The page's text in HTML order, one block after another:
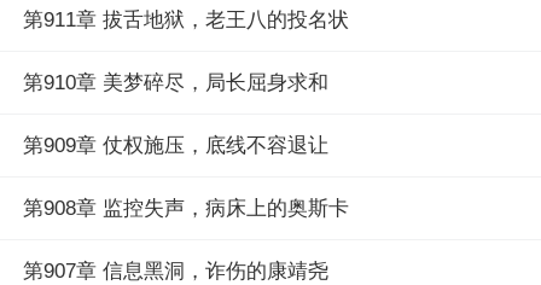
第911章 拔舌地狱，老王八的投名状
第910章 美梦碎尽，局长屈身求和
第909章 仗权施压，底线不容退让
第908章 监控失声，病床上的奥斯卡
第907章 信息黑洞，诈伤的康靖尧